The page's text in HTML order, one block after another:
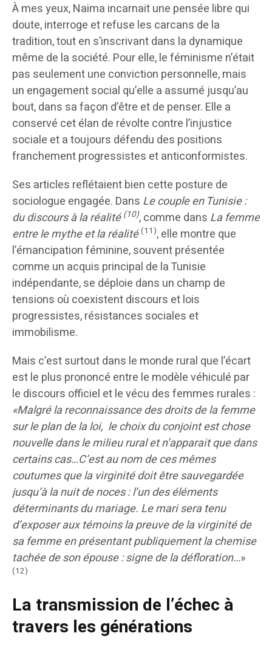
À mes yeux, Naima incarnait une pensée libre qui
doute, interroge et refuse les carcans de la
tradition, tout en s’inscrivant dans la dynamique
même de la société. Pour elle, le féminisme n’était
pas seulement une conviction personnelle, mais
un engagement social qu’elle a assumé jusqu’au
bout, dans sa façon d’être et de penser. Elle a
conservé cet élan de révolte contre l’injustice
sociale et a toujours défendu des positions
franchement progressistes et anticonformistes.
Ses articles reflétaient bien cette posture de
sociologue engagée. Dans Le couple en Tunisie :
du discours à la réalité (10), comme dans La femme
entre le mythe et la réalité (11), elle montre que
l’émancipation féminine, souvent présentée
comme un acquis principal de la Tunisie
indépendante, se déploie dans un champ de
tensions où coexistent discours et lois
progressistes, résistances sociales et
immobilisme.
Mais c’est surtout dans le monde rural que l’écart
est le plus prononcé entre le modèle véhiculé par
le discours officiel et le vécu des femmes rurales :
«Malgré la reconnaissance des droits de la femme
sur le plan de la loi, le choix du conjoint est chose
nouvelle dans le milieu rural et n’apparait que dans
certains cas…C’est au nom de ces mêmes
coutumes que la virginité doit être sauvegardée
jusqu’à la nuit de noces : l’un des éléments
déterminants du mariage. Le mari sera tenu
d’exposer aux témoins la preuve de la virginité de
sa femme en présentant publiquement la chemise
tachée de son épouse : signe de la défloration…»
(12)
La transmission de l’échec à
travers les générations